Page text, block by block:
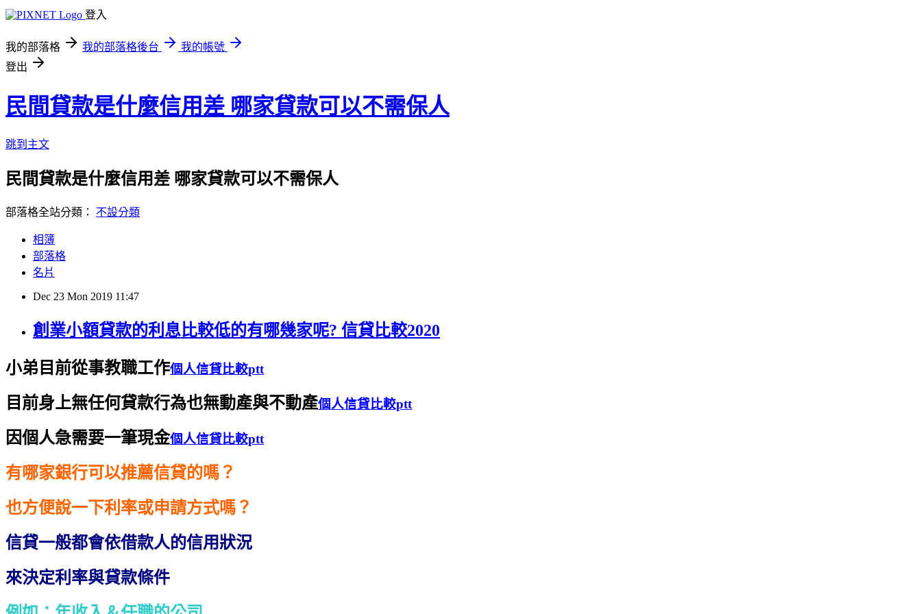
登入
我的部落格 我的部落格後台
我的帳號
登出
民間貸款是什麼信用差 哪家貸款可以不需保人
跳到主文
民間貸款是什麼信用差 哪家貸款可以不需保人
部落格全站分類： 不設分類
相簿
部落格
名片
Dec 23 Mon 2019 11:47
創業小額貸款的利息比較低的有哪幾家呢? 信貸比較2020
小弟目前從事教職工作個人信貸比較ptt
目前身上無任何貸款行為也無動產與不動產個人信貸比較ptt
因個人急需要一筆現金個人信貸比較ptt
有哪家銀行可以推薦信貸的嗎？
也方便說一下利率或申請方式嗎？
信貸一般都會依借款人的信用狀況
來決定利率與貸款條件